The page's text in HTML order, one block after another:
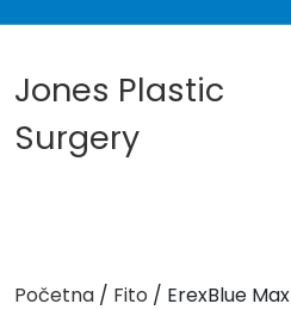
Jones Plastic
Surgery
Početna / Fito / ErexBlue Max